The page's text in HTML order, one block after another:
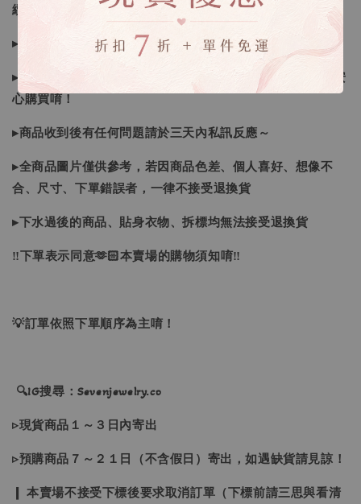
續喔
▸如遇缺斷貨情形會再另行告知，請注意訊息及信箱收件
▸商品皆由日本、韓國門市、官網購入，皆為正品，您可以安
心購買唷！
▸商品收到後有任何問題請於三天內私訊反應～
▸全商品圖片僅供參考，若因商品色差、個人喜好、想像不
合、尺寸、下單錯誤者，一律不接受退換貨
▸下水過後的商品、貼身衣物、拆標均無法接受退換貨
‼下單表示同意🫶🏻本賣場的購物須知唷‼
💡訂單依照下單順序為主唷！
🔍IG搜尋：Sevenjewelry.co
▹現貨商品１～３日內寄出
▹預購商品７～２１日（不含假日）寄出，如遇缺貨請見諒！
❙ 本賣場不接受下標後要求取消訂單（下標前請三思與看清